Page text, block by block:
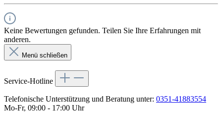
Keine Bewertungen gefunden. Teilen Sie Ihre Erfahrungen mit
anderen.
Menü schließen
Service-Hotline
Telefonische Unterstützung und Beratung unter: 0351-41883554
Mo-Fr, 09:00 - 17:00 Uhr